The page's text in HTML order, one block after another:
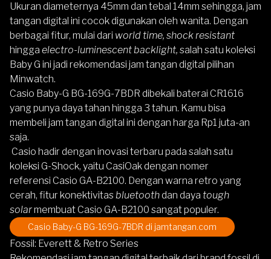
Ukuran diameternya 45mm dan tebal 14mm sehingga, jam
tangan digital ini cocok digunakan oleh wanita. Dengan
berbagai fitur, mulai dari world time, shock resistant
hingga electro-luminescent backlight, salah satu koleksi
Baby G ini jadi rekomendasi jam tangan digital pilihan
Minwatch.
Casio Baby-G BG-169G-7BDR dibekali baterai CR1616
yang punya daya tahan hingga 3 tahun. Kamu bisa
membeli jam tangan digital ini dengan harga Rp1 juta-an
saja.
Casio hadir dengan inovasi terbaru pada salah satu
koleksi G-Shock, yaitu CasiOak dengan nomer
referensi Casio GA-B2100. Dengan warna retro yang
cerah, fitur konektivitasbluetoothdan daya tough
solarmembuatCasio GA-B2100 sangat populer.
Casio Baby-G BG-169G-7BDR di jamtangan.com
Fossil: Everett & Retro Series